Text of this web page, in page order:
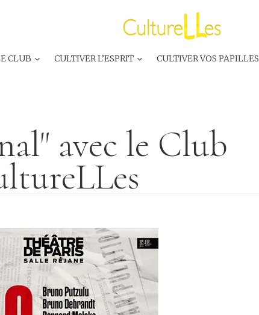
CLUB CULTIVER L’ESPRIT CULTIVER VOS PAPILLES
avec le Club